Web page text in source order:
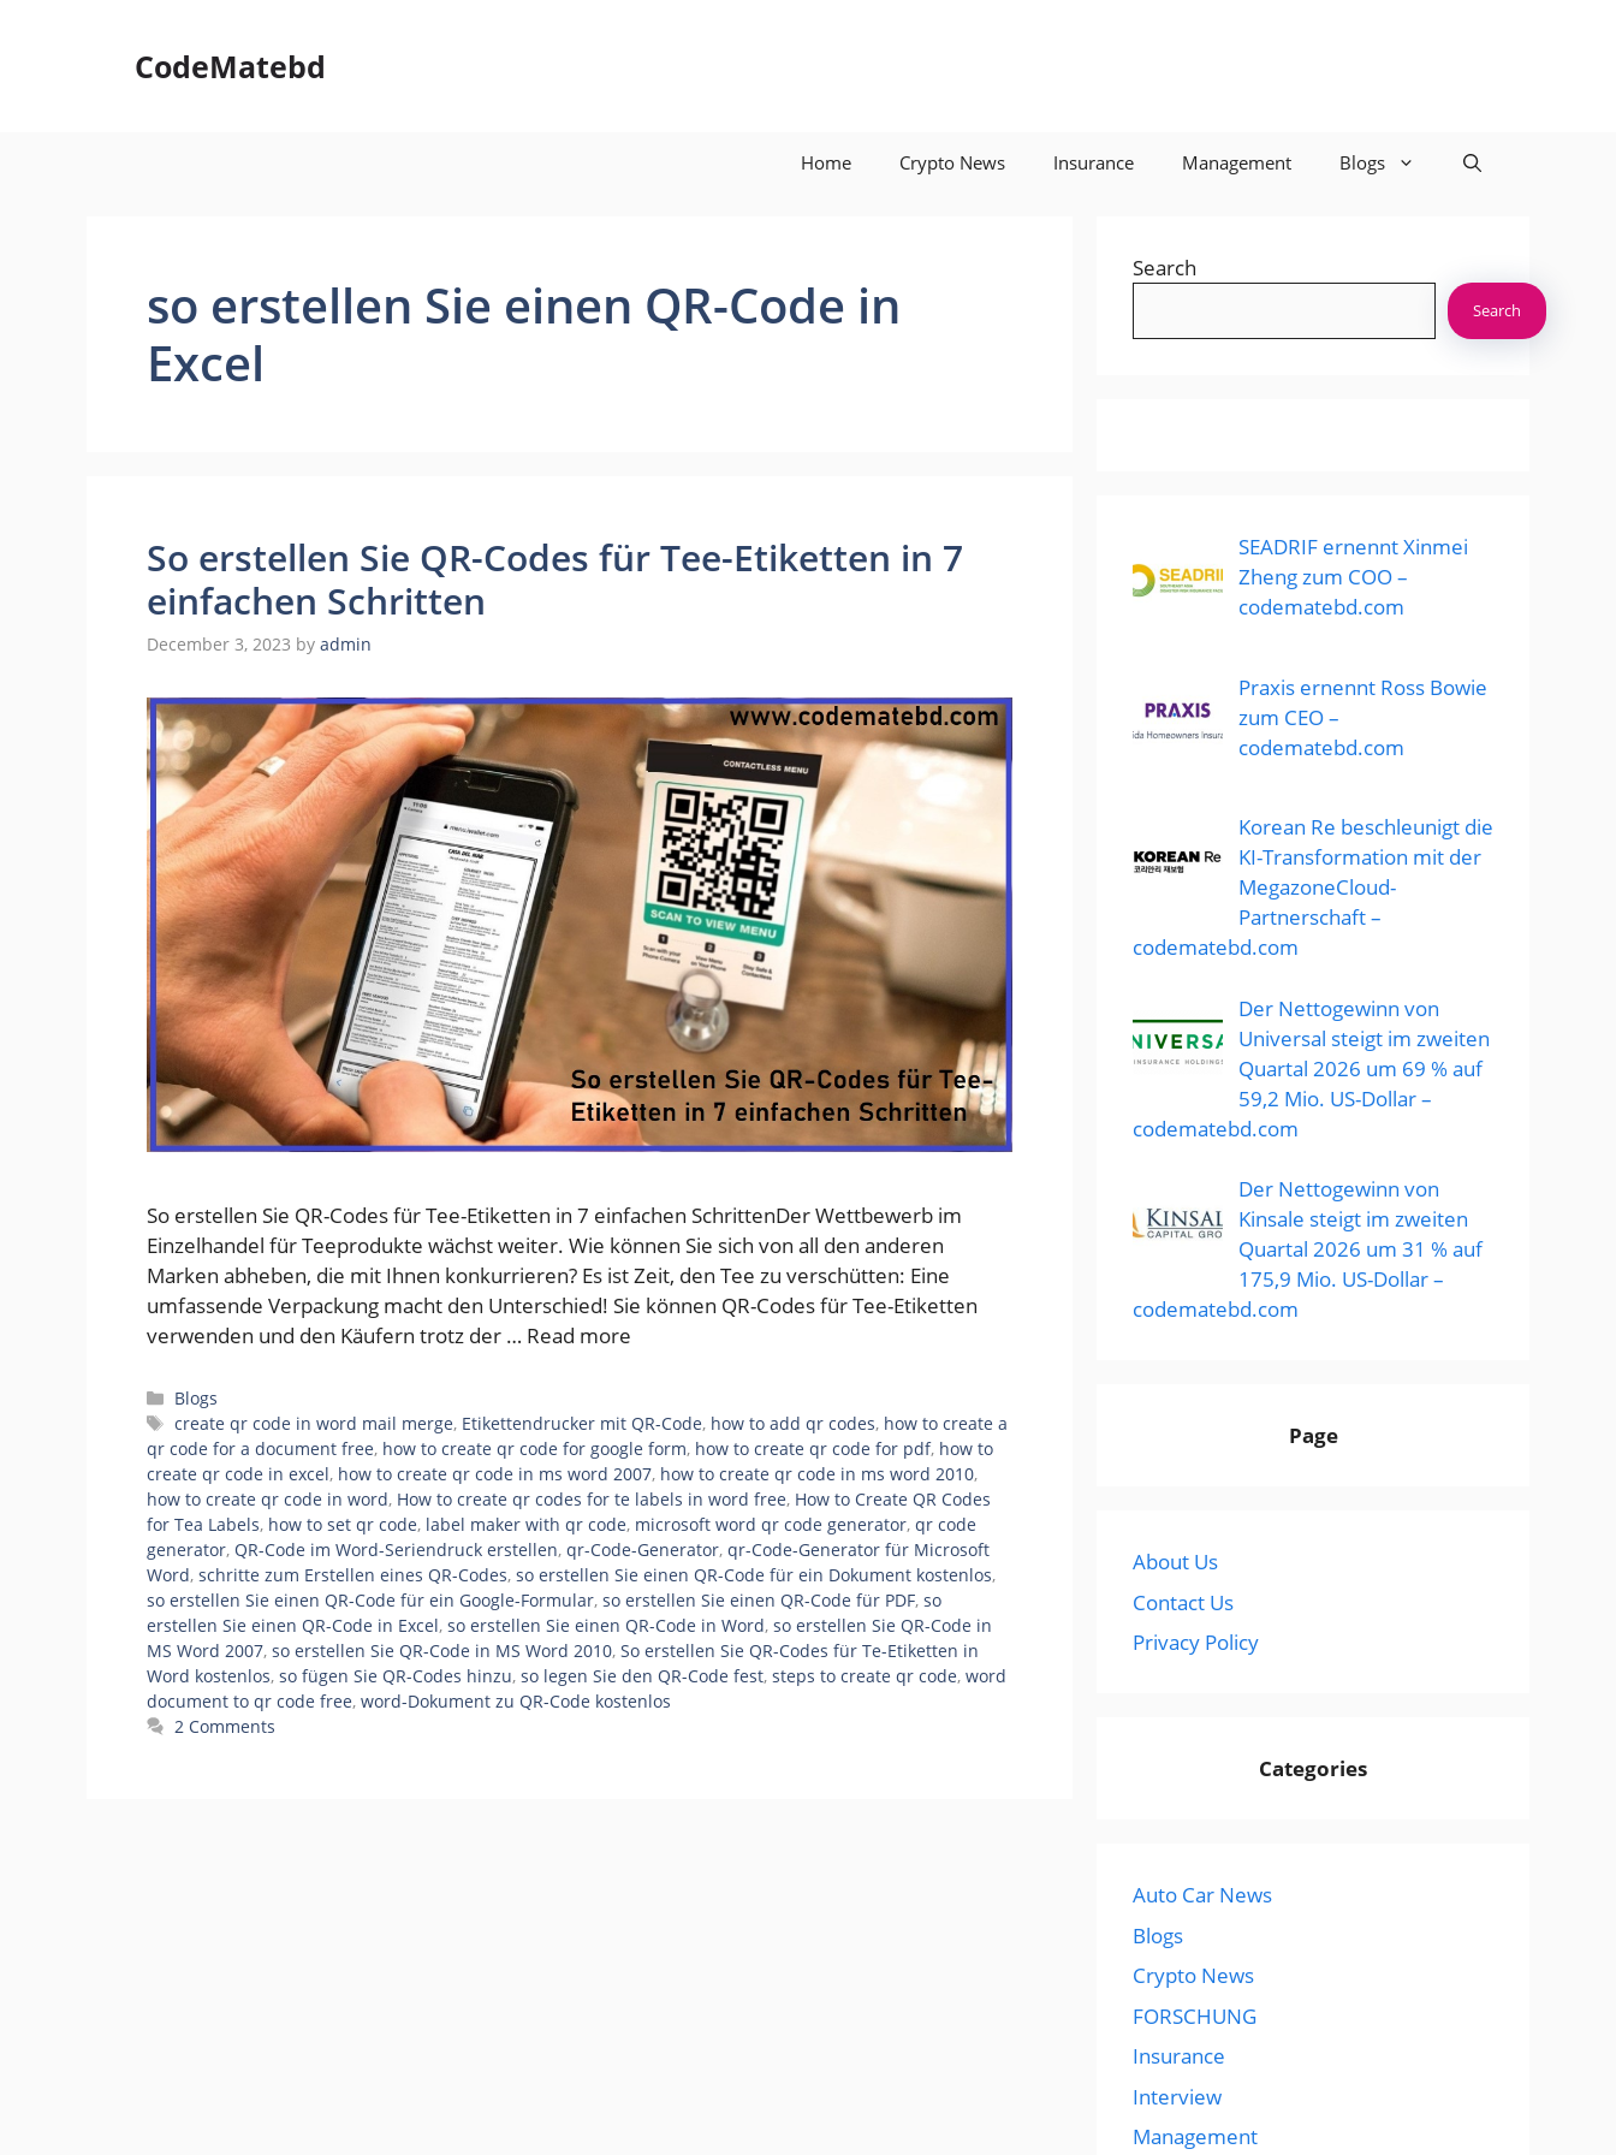
CodeMatebd
Home Crypto News Insurance Management Blogs
so erstellen Sie einen QR-Code in
Excel
So erstellen Sie QR-Codes für Tee-Etiketten in 7
einfachen Schritten
December 3, 2023 by admin
So erstellen Sie QR-Codes für Tee-Etiketten in 7 einfachen SchrittenDer Wettbewerb im
Einzelhandel für Teeprodukte wächst weiter. Wie können Sie sich von all den anderen
Marken abheben, die mit Ihnen konkurrieren? Es ist Zeit, den Tee zu verschütten: Eine
umfassende Verpackung macht den Unterschied! Sie können QR-Codes für Tee-Etiketten
verwenden und den Käufern trotz der … Read more
Categories
Blogs
Tags
create qr code in word mail merge, Etikettendrucker mit QR-Code, how to add qr codes, how to create a
qr code for a document free, how to create qr code for google form, how to create qr code for pdf, how to
create qr code in excel, how to create qr code in ms word 2007, how to create qr code in ms word 2010,
how to create qr code in word, How to create qr codes for te labels in word free, How to Create QR Codes
for Tea Labels, how to set qr code, label maker with qr code, microsoft word qr code generator, qr code
generator, QR-Code im Word-Seriendruck erstellen, qr-Code-Generator, qr-Code-Generator für Microsoft
Word, schritte zum Erstellen eines QR-Codes, so erstellen Sie einen QR-Code für ein Dokument kostenlos,
so erstellen Sie einen QR-Code für ein Google-Formular, so erstellen Sie einen QR-Code für PDF, so
erstellen Sie einen QR-Code in Excel, so erstellen Sie einen QR-Code in Word, so erstellen Sie QR-Code in
MS Word 2007, so erstellen Sie QR-Code in MS Word 2010, So erstellen Sie QR-Codes für Te-Etiketten in
Word kostenlos, so fügen Sie QR-Codes hinzu, so legen Sie den QR-Code fest, steps to create qr code, word
document to qr code free, word-Dokument zu QR-Code kostenlos
2 Comments
Search
Search
SEADRIF ernennt Xinmei
Zheng zum COO –
codematebd.com
Praxis ernennt Ross Bowie
zum CEO –
codematebd.com
Korean Re beschleunigt die
KI-Transformation mit der
MegazoneCloud-
Partnerschaft –
codematebd.com
Der Nettogewinn von
Universal steigt im zweiten
Quartal 2026 um 69 % auf
59,2 Mio. US-Dollar –
codematebd.com
Der Nettogewinn von
Kinsale steigt im zweiten
Quartal 2026 um 31 % auf
175,9 Mio. US-Dollar –
codematebd.com
Page
About Us
Contact Us
Privacy Policy
Categories
Auto Car News
Blogs
Crypto News
FORSCHUNG
Insurance
Interview
Management